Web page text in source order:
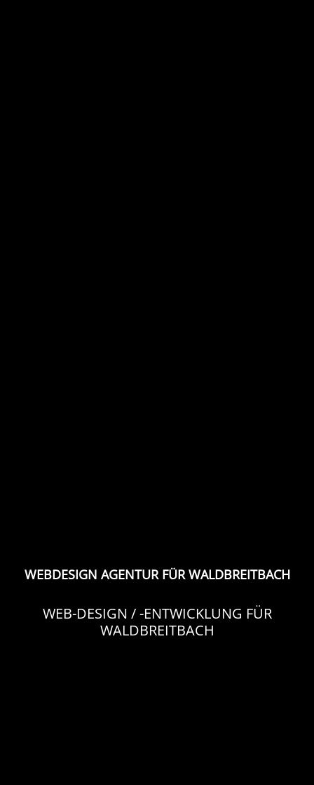
WEBDESIGN AGENTUR FÜR WALDBREITBACH
WEB-DESIGN / -ENTWICKLUNG FÜR
WALDBREITBACH